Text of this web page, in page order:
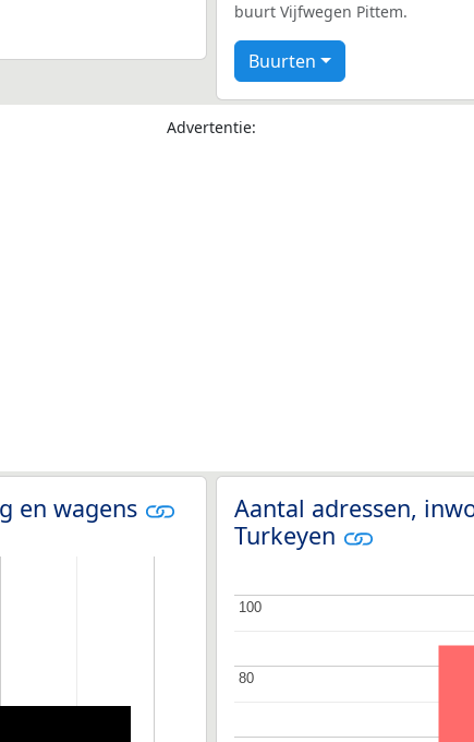
buurt Vijfwegen Pittem.
Buurten
Advertentie:
en wagens
Aantal adressen,
Turkeyen
80
80
100
100